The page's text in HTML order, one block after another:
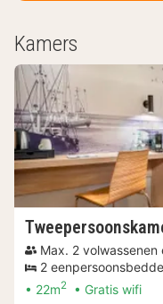
Kamers
Max. 2 volwassenen
2
22m2 Gratis wifi